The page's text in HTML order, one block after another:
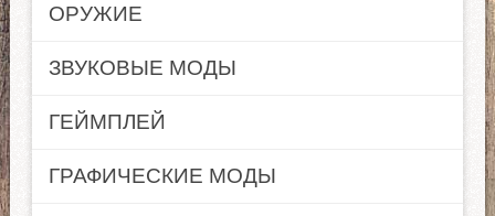
ОРУЖИЕ
ЗВУКОВЫЕ МОДЫ
ГЕЙМПЛЕЙ
ГРАФИЧЕСКИЕ МОДЫ